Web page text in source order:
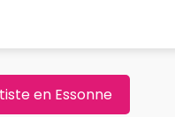
en Essonne